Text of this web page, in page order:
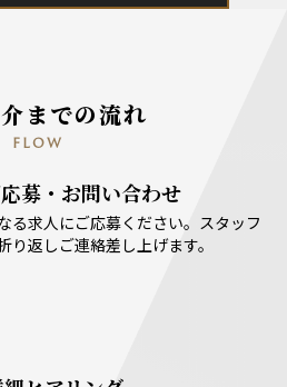
までの流れ
FLOW
募・お問い合わせ
る求人にご応募ください。スタッフ
り返しご連絡差し上げます。